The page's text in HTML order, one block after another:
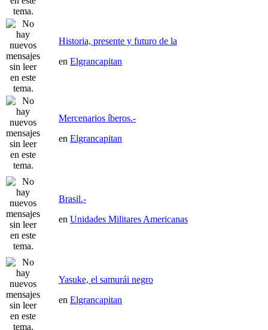
Historia, presente y futuro de la
en Elgrancapitan
Mercenarios íberos.-
en Elgrancapitan
Brasil.-
en Unidades Militares Americanas
Yasuke, el samurái negro
en Elgrancapitan